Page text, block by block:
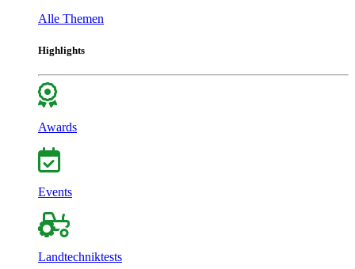
Alle Themen
Highlights
Awards
Events
Landtechniktests